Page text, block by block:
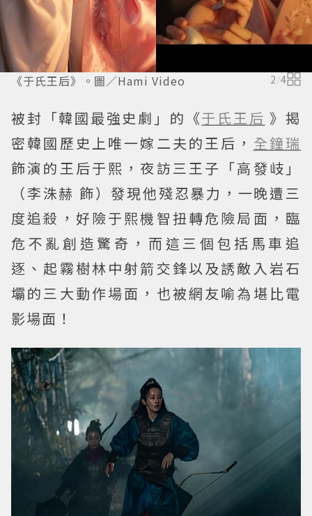
《于氏王后》。圖／Hami Video 2/4
被封「韓國最強史劇」的《于氏王后 》揭
密韓國歷史上唯一嫁二夫的王后， 全鐘瑞
飾演的王后于熙，夜訪三王子「高發岐」
（李洙赫 飾）發現他殘忍暴力，一晚遭三
度追殺，好險于熙機智扭轉危險局面，臨
危不亂創造驚奇，而這三個包括馬車追
逐、起霧樹林中射箭交鋒以及誘敵入岩石
壩的三大動作場面，也被網友喻為堪比電
影場面！